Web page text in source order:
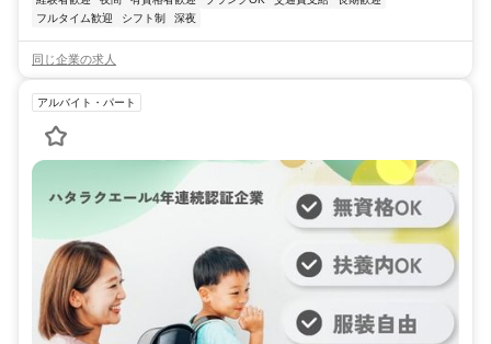
フルタイム歓迎
シフト制 深夜
同じ企業の求人
アルバイト・パート